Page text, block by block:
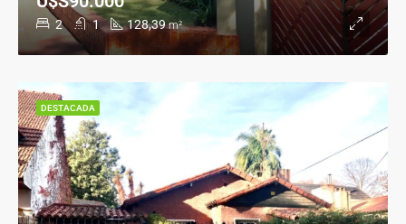
2 1 128,39 m²
DESTACADA